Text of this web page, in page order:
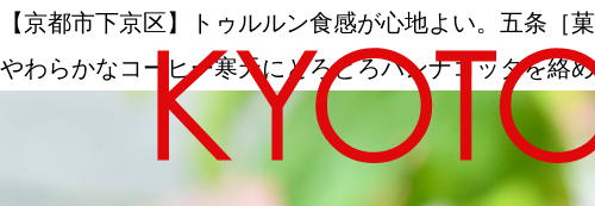
【京都市下京区】トゥルルン食感が心地よい。五条［
やわらかなコーヒー寒天にとろとろパンナコッタを絡